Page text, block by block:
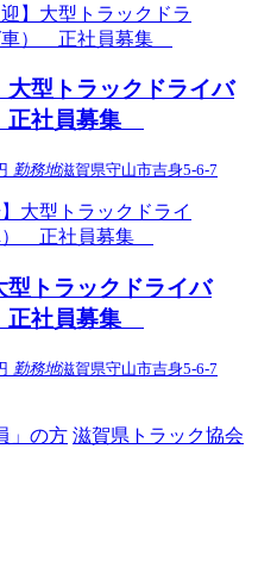
大型トラックドライバ
社員募集
勤務地滋賀県守山市吉身5-6-7
型トラックドライバ
社員募集
勤務地滋賀県守山市吉身5-6-7
」の方 滋賀県トラック協会